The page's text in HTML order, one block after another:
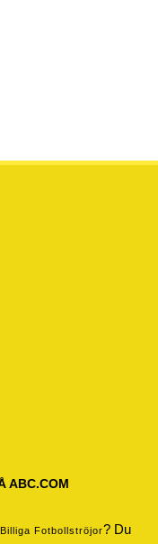
ABC.COM
Billiga Fotbollströjor? Du